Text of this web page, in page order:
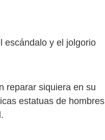
y el jolgorio
siquiera en su
estatuas de hombres